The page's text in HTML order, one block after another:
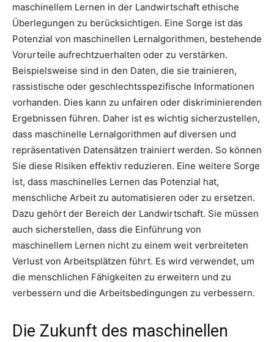
maschinellem Lernen in der Landwirtschaft ethische
Überlegungen zu berücksichtigen. Eine Sorge ist das
Potenzial von maschinellen Lernalgorithmen, bestehende
Vorurteile aufrechtzuerhalten oder zu verstärken.
Beispielsweise sind in den Daten, die sie trainieren,
rassistische oder geschlechtsspezifische Informationen
vorhanden. Dies kann zu unfairen oder diskriminierenden
Ergebnissen führen. Daher ist es wichtig sicherzustellen,
dass maschinelle Lernalgorithmen auf diversen und
repräsentativen Datensätzen trainiert werden. So können
Sie diese Risiken effektiv reduzieren. Eine weitere Sorge
ist, dass maschinelles Lernen das Potenzial hat,
menschliche Arbeit zu automatisieren oder zu ersetzen.
Dazu gehört der Bereich der Landwirtschaft. Sie müssen
auch sicherstellen, dass die Einführung von
maschinellem Lernen nicht zu einem weit verbreiteten
Verlust von Arbeitsplätzen führt. Es wird verwendet, um
die menschlichen Fähigkeiten zu erweitern und zu
verbessern und die Arbeitsbedingungen zu verbessern.
Die Zukunft des maschinellen